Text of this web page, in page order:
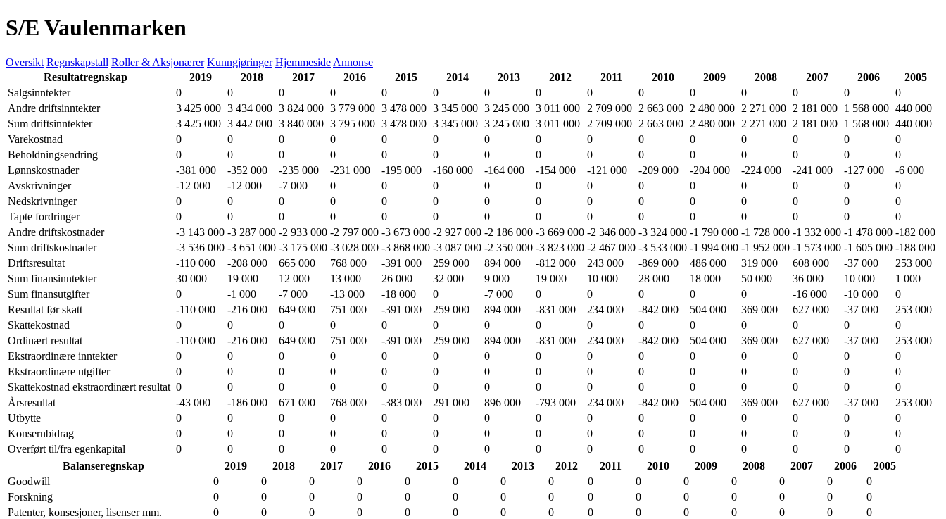
S/E Vaulenmarken
Oversikt Regnskapstall Roller & Aksjonærer Kunngjøringer Hjemmeside Annonse
Resultatregnskap
2019 2018 2017 2016 2015 2014 2013 2012 2011 2010 2009 2008 2007 2006
2005
Salgsinntekter
0 0 0 0 0 0 0 0 0 0 0 0 0 0
0
Andre driftsinntekter
3 425 000 3 434 000 3 824 000 3 779 000 3 478 000 3 345 000 3 245 000 3 011 000 2 709 000 2 663 000 2 480 000 2 271 000 2 181 000 1 568 000 440 000
Sum driftsinntekter
3 425 000 3 442 000 3 840 000 3 795 000 3 478 000 3 345 000 3 245 000 3 011 000 2 709 000 2 663 000 2 480 000 2 271 000 2 181 000 1 568 000 440 000
Varekostnad
0 0 0 0 0 0 0 0 0 0 0 0 0 0
0
Beholdningsendring
0 0 0 0 0 0 0 0 0 0 0 0 0 0
0
Lønnskostnader
-381 000 -352 000 -235 000 -231 000 -195 000 -160 000 -164 000 -154 000 -121 000 -209 000 -204 000 -224 000 -241 000 -127 000
-6 000
Avskrivninger
-12 000 -12 000 -7 000 0 0 0 0 0 0 0 0 0 0 0
0
Nedskrivninger
0 0 0 0 0 0 0 0 0 0 0 0 0 0
0
Tapte fordringer
0 0 0 0 0 0 0 0 0 0 0 0 0 0
0
Andre driftskostnader
-3 143 000 -3 287 000 -2 933 000 -2 797 000 -3 673 000 -2 927 000 -2 186 000 -3 669 000 -2 346 000 -3 324 000 -1 790 000 -1 728 000 -1 332 000 -1 478 000 -182 000
Sum driftskostnader
-3 536 000 -3 651 000 -3 175 000 -3 028 000 -3 868 000 -3 087 000 -2 350 000 -3 823 000 -2 467 000 -3 533 000 -1 994 000 -1 952 000 -1 573 000 -1 605 000 -188 000
Driftsresultat
-110 000 -208 000 665 000 768 000 -391 000 259 000 894 000 -812 000 243 000 -869 000 486 000 319 000 608 000 -37 000
253 000
Sum finansinntekter
30 000 19 000 12 000 13 000 26 000 32 000 9 000 19 000 10 000 28 000 18 000 50 000 36 000 10 000
1 000
Sum finansutgifter
0 -1 000 -7 000 -13 000 -18 000 0 -7 000 0 0 0 0 0 -16 000 -10 000
0
Resultat før skatt
-110 000 -216 000 649 000 751 000 -391 000 259 000 894 000 -831 000 234 000 -842 000 504 000 369 000 627 000 -37 000
253 000
Skattekostnad
0 0 0 0 0 0 0 0 0 0 0 0 0 0
0
Ordinært resultat
-110 000 -216 000 649 000 751 000 -391 000 259 000 894 000 -831 000 234 000 -842 000 504 000 369 000 627 000 -37 000
253 000
Ekstraordinære inntekter
0 0 0 0 0 0 0 0 0 0 0 0 0 0
0
Ekstraordinære utgifter
0 0 0 0 0 0 0 0 0 0 0 0 0 0
0
Skattekostnad ekstraordinært resultat 0 0 0 0 0 0 0 0 0 0 0 0 0 0
0
Årsresultat
-43 000 -186 000 671 000 768 000 -383 000 291 000 896 000 -793 000 234 000 -842 000 504 000 369 000 627 000 -37 000
253 000
Utbytte
0 0 0 0 0 0 0 0 0 0 0 0 0 0
0
Konsernbidrag
0 0 0 0 0 0 0 0 0 0 0 0 0 0
0
Overført til/fra egenkapital
0 0 0 0 0 0 0 0 0 0 0 0 0 0
0
Balanseregnskap
2019 2018 2017 2016 2015 2014 2013 2012 2011 2010 2009 2008 2007 2006
2005
Goodwill
0 0 0 0 0 0 0 0 0 0 0 0 0 0
0
Forskning
0 0 0 0 0 0 0 0 0 0 0 0 0 0
0
Patenter, konsesjoner, lisenser mm.
0 0 0 0 0 0 0 0 0 0 0 0 0 0
0